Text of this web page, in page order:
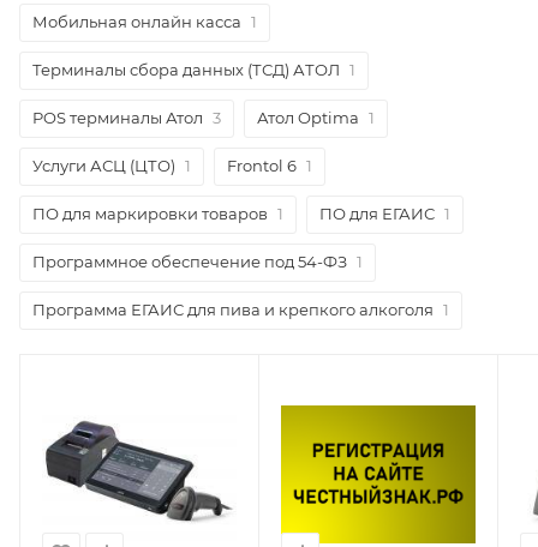
Мобильная онлайн касса 1
Терминалы сбора данных (ТСД) АТОЛ 1
POS терминалы Атол 3 Атол Optima 1
Услуги АСЦ (ЦТО) 1 Frontol 6 1
ПО для маркировки товаров 1 ПО для ЕГАИС 1
Программное обеспечение под 54-ФЗ 1
Программа ЕГАИС для пива и крепкого алкоголя 1